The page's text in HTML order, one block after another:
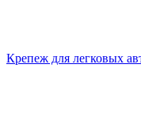
Крепеж для легковых